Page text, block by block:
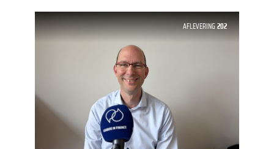
AFLEVERING 202